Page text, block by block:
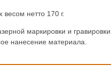
нетто 170 г.
маркировки и
нанесение материала.